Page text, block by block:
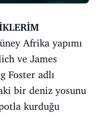
Afrika yapımı
ve James
Foster adlı
bir deniz yosunu
kurduğu